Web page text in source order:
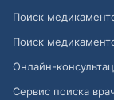
Поиск
Поиск
Онлайн-
Сервис поиска